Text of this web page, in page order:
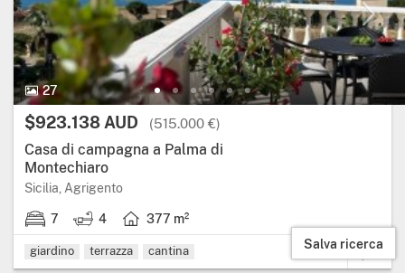
27
27 Foto.
Prezzo:
$923.138 AUD (515.000 €)
Casa di campagna a Palma di
Montechiaro
Sicilia, AgrigentoRegione: Sicilia, provincia: Agrigento.
7
7 stanze da letto.
4
4 bagni. 377 m²
Superficie abitabile: 377 metri quadrati.
giardino terrazza cantina
Salva ricerca